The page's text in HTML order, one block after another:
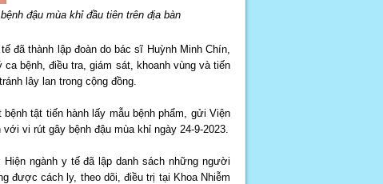
đậu mùa khỉ đầu tiên trên địa bàn
đã thành lập đoàn do bác sĩ Huỳnh Minh Chín,
bệnh, điều tra, giám sát, khoanh vùng và tiến
lây lan trong cộng đồng.
tật tiến hành lấy mẫu bệnh phẩm, gửi Viện
vi rút gây bệnh đậu mùa khỉ ngày 24-9-2023.
ngành y tế đã lập danh sách những người
được cách ly, theo dõi, điều trị tại Khoa Nhiễm